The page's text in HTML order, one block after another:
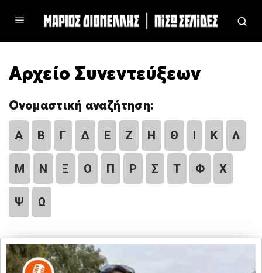
Αρχείο Συνεντεύξεων
Ονομαστική αναζήτηση:
Α Β Γ Δ Ε Ζ Η Θ Ι Κ Λ
Μ Ν Ξ Ο Π Ρ Σ Τ Φ Χ
Ψ Ω